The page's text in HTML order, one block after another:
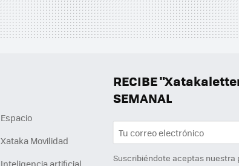
RECIBE
SEMANAL
Suscribiéndote aceptas nuestra
Espacio
Xataka Movilidad